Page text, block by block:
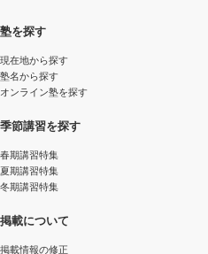
塾を探す
現在地から探す
塾名から探す
オンライン塾を探す
季節講習を探す
春期講習特集
夏期講習特集
冬期講習特集
掲載について
掲載情報の修正